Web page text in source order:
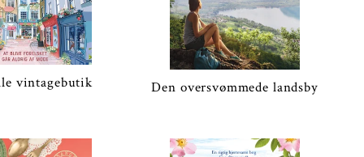
vintagebutik Den oversvømmede landsby